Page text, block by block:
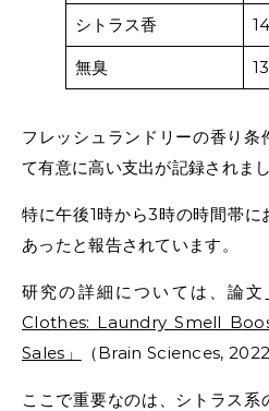
シトラス香
無臭
フレッシュランドリーの香り条
て有意に高い支出が記録されまし
特に午後1時から3時の時間帯
あったと報告されています。
研究の詳細については、論文
Clothes: Laundry Smell
Sales」
（Brain Sciences,
ここで重要なのは、シトラス